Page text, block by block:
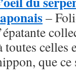
–
toutes celles
que